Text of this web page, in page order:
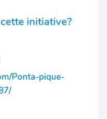
initiative?
Ponta-pique-